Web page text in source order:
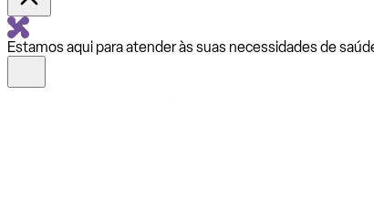
Estamos aqui para atender às suas necessidades de